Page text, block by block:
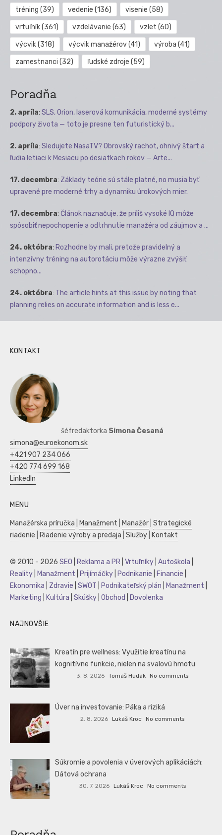
tréning (39) vedenie (136) visenie (58)
vrtuľník(361) vzdelávanie (63) vzlet (60)
výcvik(318) výcvik manažérov(41) výroba (41)
zamestnanci (32) ľudské zdroje (59)
Poradňa
2. apríla: SLS, Orion, laserová komunikácia, moderné systémy
podpory života — toto je presne ten futuristický b...
2. apríla: Sledujete NasaTV? Obrovský rachot, ohnivý štart a
ľudia letiaci k Mesiacu po desiatkach rokov — Arte...
17. decembra: Základy teórie sú stále platné, no musia byť
upravené pre moderné trhy a dynamiku úrokových mier.
17. decembra: Článok naznačuje, že príliš vysoké IQ môže
spôsobiť nepochopenie a odtrhnutie manažéra od záujmov a ...
24. októbra: Rozhodne by mali, pretože pravidelný a
intenzívny tréning na autorotáciu môže výrazne zvýšiť
schopno...
24. októbra: The article hints at this issue by noting that
planning relies on accurate information and is less e...
KONTAKT
šéfredaktorka Simona Česaná
simona@euroekonom.sk
+421 907 234 066
+420 774 699 168
LinkedIn
MENU
Manažérska príručka Manažment Manažér Strategické
riadenie
Riadenie výroby a predaja Služby Kontakt
© 2010 - 2026 SEO Reklama a PR Vrtuľníky Autoškola
Reality
Manažment Prijímáčky Podnikanie Financie
Ekonomika
Zdravie SWOT Podnikateľský plán Manažment
Marketing
Kultúra Skúšky Obchod Dovolenka
NAJNOVŠIE
Kreatín pre wellness: Využitie kreatínu na
kognitívne funkcie, nielen na svalovú hmotu
3. 8. 2026 Tomáš Hudák No comments
Úver na investovanie: Páka a riziká
2. 8. 2026 Lukáš Kroc No comments
Súkromie a povolenia v úverových aplikáciách:
Dátová ochrana
30. 7. 2026 Lukáš Kroc No comments